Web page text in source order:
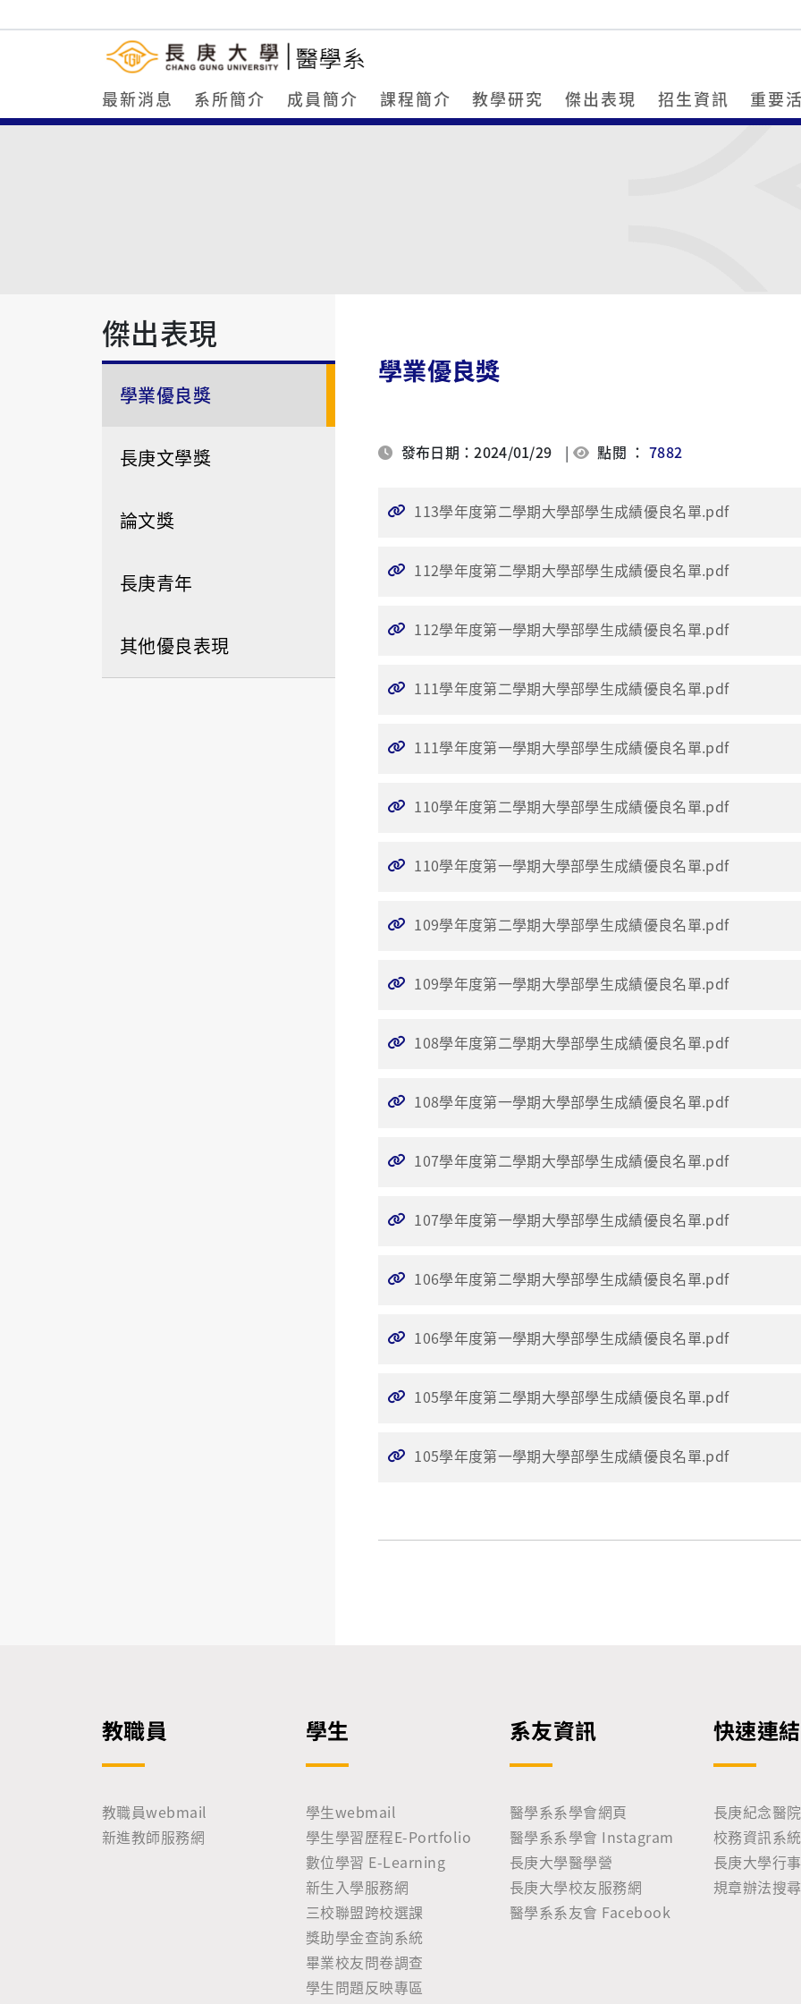
最新消息 系所簡介 成員簡介 課程簡介 教學研究 傑出表現 招生資訊 重要
傑出表現
學業優良獎
長庚文學獎
論文獎
長庚青年
其他優良表現
學業優良獎
發布日期：2024/01/29 | 點閱 ：7882
113學年度第二學期大學部學生成績優良名單.pdf
112學年度第二學期大學部學生成績優良名單.pdf
112學年度第一學期大學部學生成績優良名單.pdf
111學年度第二學期大學部學生成績優良名單.pdf
111學年度第一學期大學部學生成績優良名單.pdf
110學年度第二學期大學部學生成績優良名單.pdf
110學年度第一學期大學部學生成績優良名單.pdf
109學年度第二學期大學部學生成績優良名單.pdf
109學年度第一學期大學部學生成績優良名單.pdf
108學年度第二學期大學部學生成績優良名單.pdf
108學年度第一學期大學部學生成績優良名單.pdf
107學年度第二學期大學部學生成績優良名單.pdf
107學年度第一學期大學部學生成績優良名單.pdf
106學年度第二學期大學部學生成績優良名單.pdf
106學年度第一學期大學部學生成績優良名單.pdf
105學年度第二學期大學部學生成績優良名單.pdf
105學年度第一學期大學部學生成績優良名單.pdf
教職員
教職員webmail
新進教師服務網
學生
學生webmail
學生學習歷程E-Portfolio
數位學習 E-Learning
新生入學服務網
三校聯盟跨校選課
獎助學金查詢系統
畢業校友問卷調查
學生問題反映專區
系友資訊
醫學系系學會網頁
醫學系系學會 Instagram
長庚大學醫學營
長庚大學校友服務網
醫學系系友會 Facebook
快速連結
長庚紀念醫院
校務資訊系
長庚大學行
規章辦法搜